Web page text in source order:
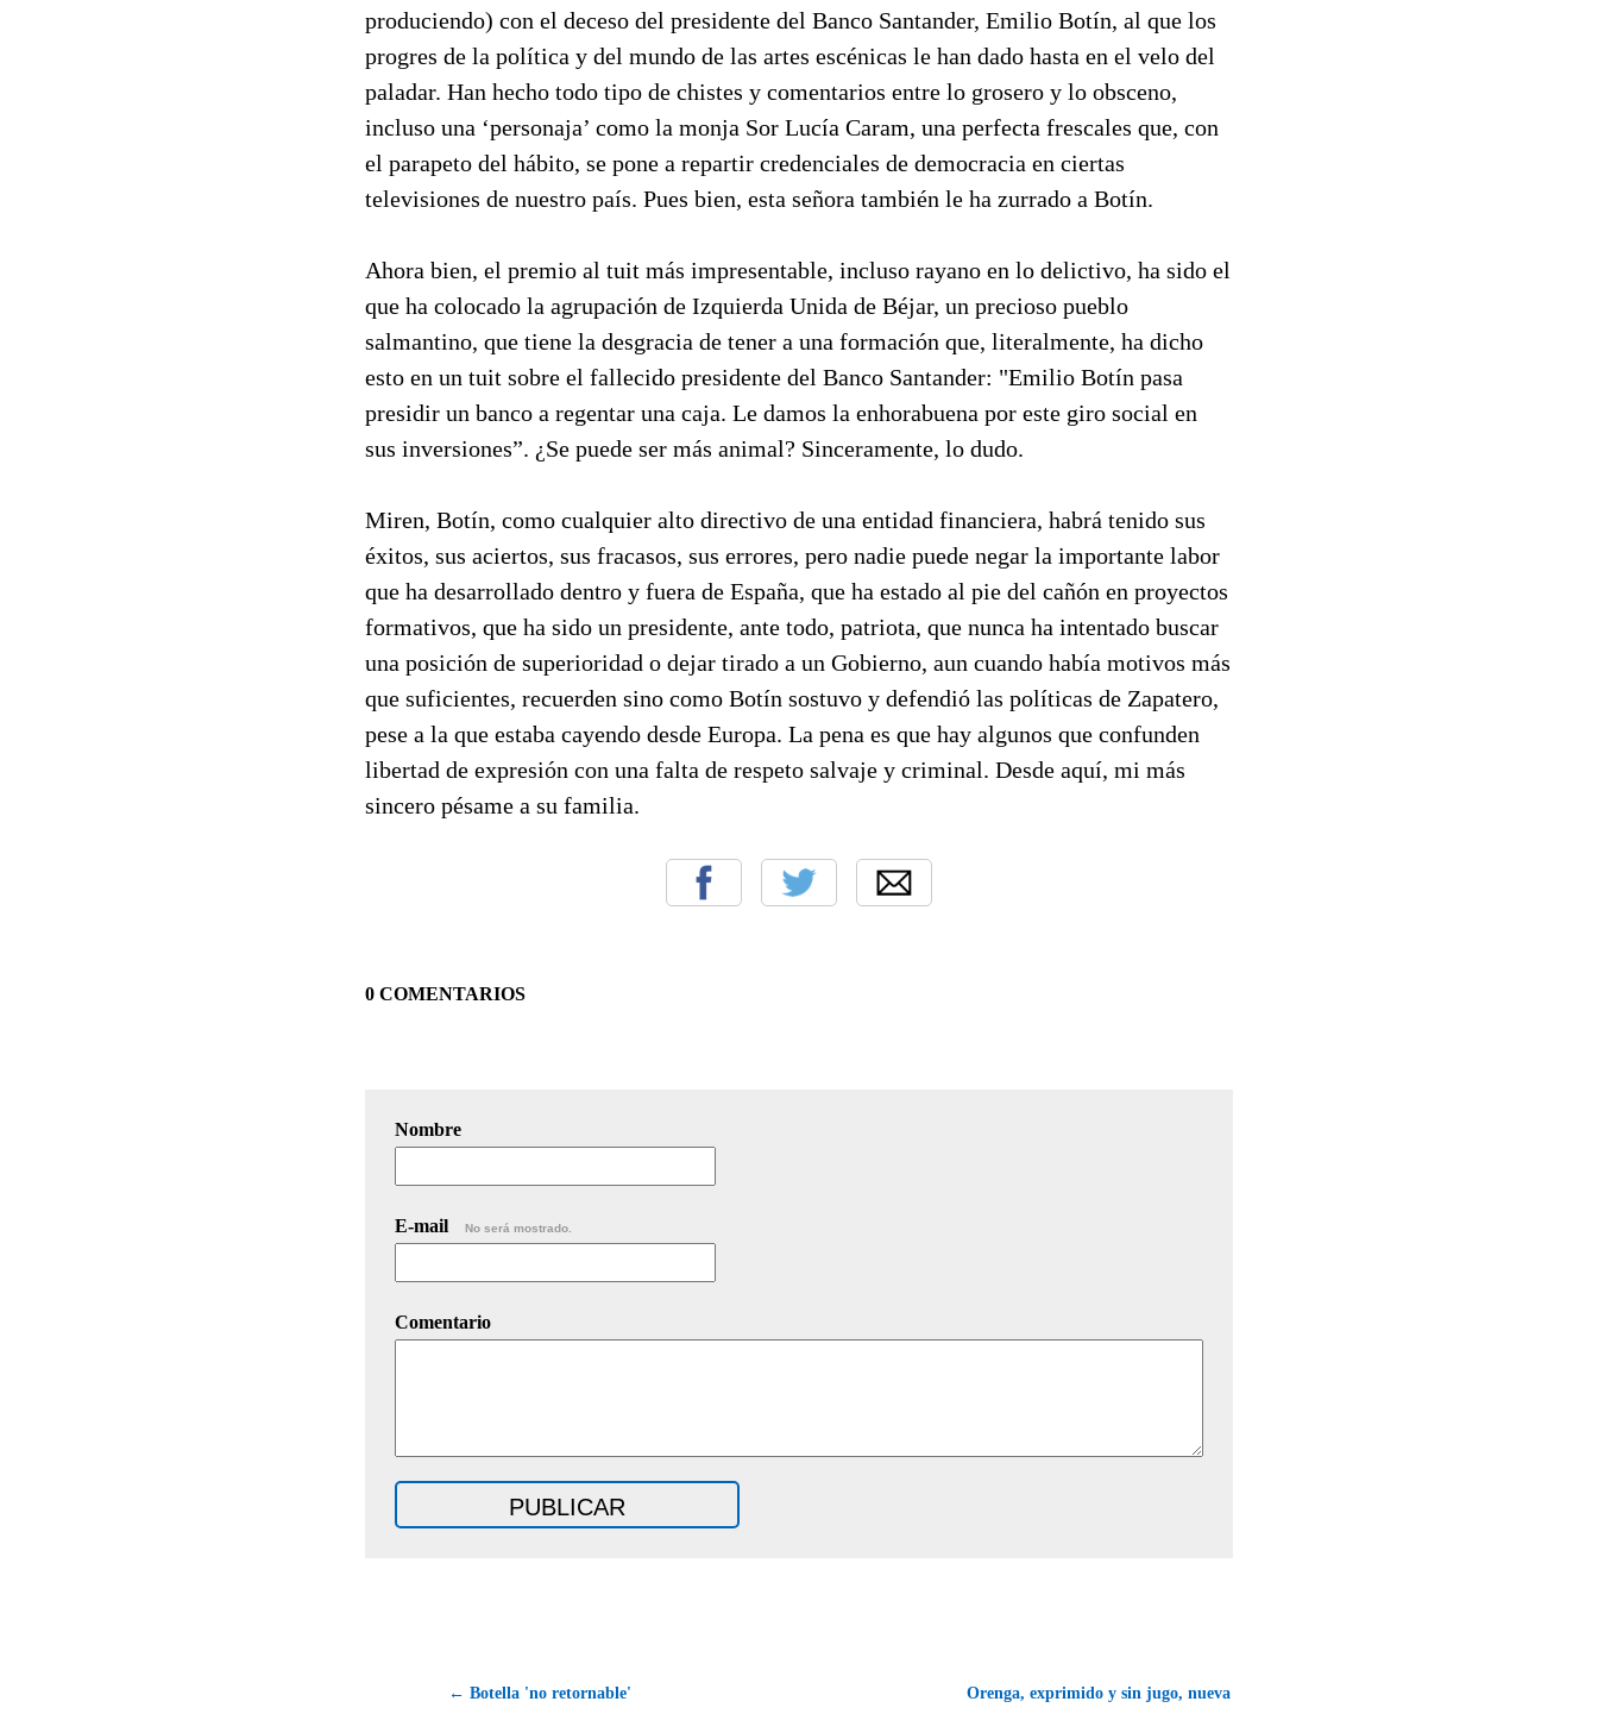
produciendo) con el deceso del presidente del Banco Santander, Emilio Botín, al que los
progres de la política y del mundo de las artes escénicas le han dado hasta en el velo del
paladar. Han hecho todo tipo de chistes y comentarios entre lo grosero y lo obsceno,
incluso una ‘personaja’ como la monja Sor Lucía Caram, una perfecta frescales que, con
el parapeto del hábito, se pone a repartir credenciales de democracia en ciertas
televisiones de nuestro país. Pues bien, esta señora también le ha zurrado a Botín.
Ahora bien, el premio al tuit más impresentable, incluso rayano en lo delictivo, ha sido el
que ha colocado la agrupación de Izquierda Unida de Béjar, un precioso pueblo
salmantino, que tiene la desgracia de tener a una formación que, literalmente, ha dicho
esto en un tuit sobre el fallecido presidente del Banco Santander: "Emilio Botín pasa
presidir un banco a regentar una caja. Le damos la enhorabuena por este giro social en
sus inversiones”. ¿Se puede ser más animal? Sinceramente, lo dudo.
Miren, Botín, como cualquier alto directivo de una entidad financiera, habrá tenido sus
éxitos, sus aciertos, sus fracasos, sus errores, pero nadie puede negar la importante labor
que ha desarrollado dentro y fuera de España, que ha estado al pie del cañón en proyectos
formativos, que ha sido un presidente, ante todo, patriota, que nunca ha intentado buscar
una posición de superioridad o dejar tirado a un Gobierno, aun cuando había motivos más
que suficientes, recuerden sino como Botín sostuvo y defendió las políticas de Zapatero,
pese a la que estaba cayendo desde Europa. La pena es que hay algunos que confunden
libertad de expresión con una falta de respeto salvaje y criminal. Desde aquí, mi más
sincero pésame a su familia.
0 COMENTARIOS
Nombre
E-mail No será mostrado.
Comentario
← Botella 'no retornable' Orenga, exprimido y sin jugo, nueva